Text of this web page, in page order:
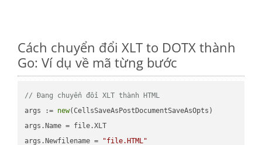
Cách chuyển đổi XLT to DOTX thành
Go: Ví dụ về mã từng bước
// Đang chuyển đổi XLT thành HTML
args := new(CellsSaveAsPostDocumentSaveAsOpts)
args.Name = file.XLT
args.Newfilename =
"file.HTML"